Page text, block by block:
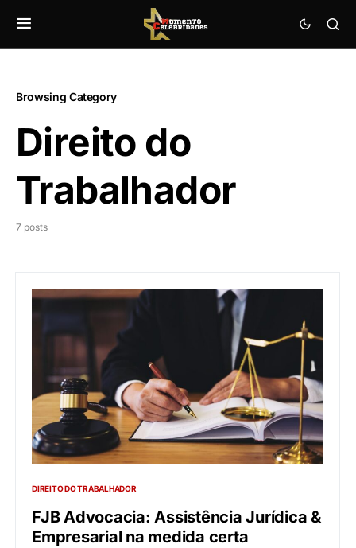
Browsing Category
Direito do
Trabalhador
7 posts
DIREITO DO TRABALHADOR
FJB Advocacia: Assistência Jurídica &
Empresarial na medida certa